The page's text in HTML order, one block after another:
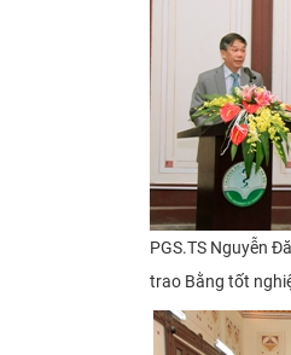
PGS.TS Nguyễn
trao Bằng tốt